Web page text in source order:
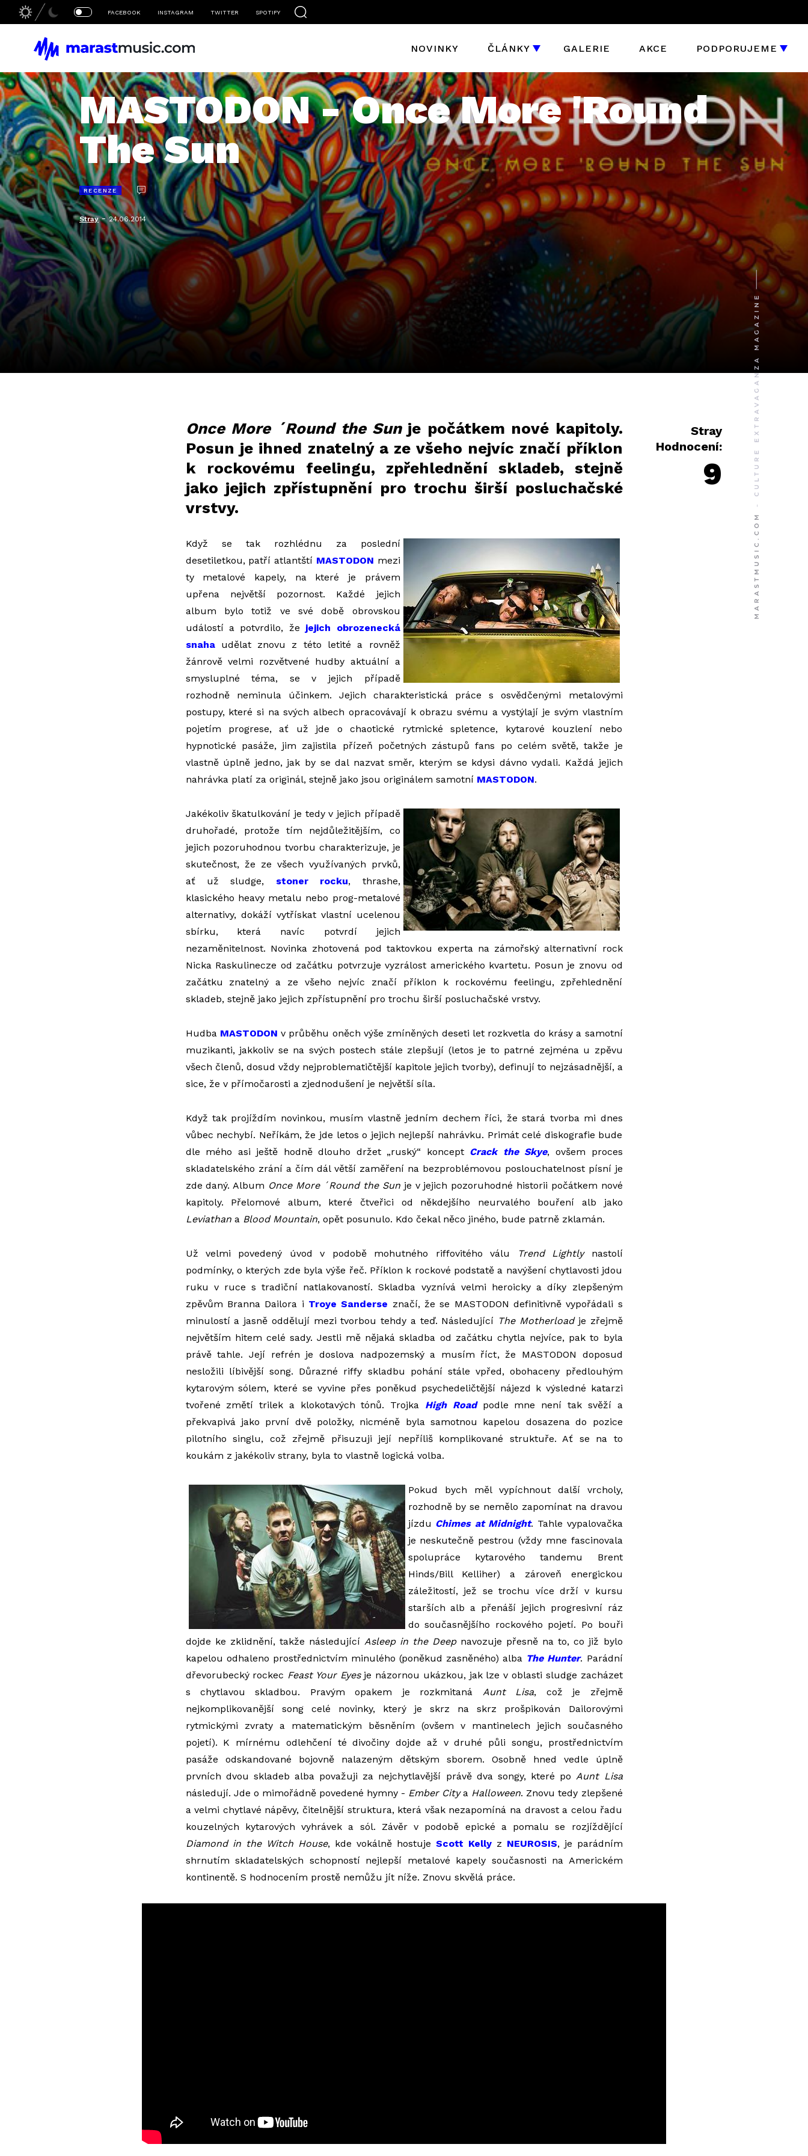
FACEBOOK INSTAGRAM TWITTER SPOTIFY
NOVINKY ČLÁNKY GALERIE AKCE PODPORUJEME
MASTODON - Once More 'Round
The Sun
RECENZE
Stray-24.06.2014
Stray
Hodnocení:
9
Once More ´Round the Sunje počátkem nové kapitoly.
Posun je ihned znatelný a ze všeho nejvíc značí příklon
k rockovému feelingu, zpřehlednění skladeb, stejně
jako jejich zpřístupnění pro trochu širší posluchačské
vrstvy.
Když se tak rozhlédnu za poslední
desetiletkou, patří atlantští MASTODON mezi
ty metalové kapely, na které je právem
upřena největší pozornost. Každé jejich
album bylo totiž ve své době obrovskou
událostí a potvrdilo, že jejich obrozenecká
snahaudělat znovu z této letité a rovněž
žánrově velmi rozvětvené hudby aktuální a
smysluplné téma, se v jejich případě
rozhodně neminula účinkem. Jejich charakteristická práce s osvědčenými metalovými
postupy, které si na svých albech opracovávají k obrazu svému a vystýlají je svým vlastním
pojetím progrese, ať už jde o chaotické rytmické spletence, kytarové kouzlení nebo
hypnotické pasáže, jim zajistila přízeň početných zástupů fans po celém světě, takže je
vlastně úplně jedno, jak by se dal nazvat směr, kterým se kdysi dávno vydali. Každá jejich
nahrávka platí za originál, stejně jako jsou originálem samotní MASTODON.
Jakékoliv škatulkování je tedy v jejich případě
druhořadé, protože tím nejdůležitějším, co
jejich pozoruhodnou tvorbu charakterizuje, je
skutečnost, že ze všech využívaných prvků,
ať už sludge, stoner rocku, thrashe,
klasického heavy metalu nebo prog-metalové
alternativy, dokáží vytřískat vlastní ucelenou
sbírku, která navíc potvrdí jejich
nezaměnitelnost. Novinka zhotovená pod taktovkou experta na zámořský alternativní rock
Nicka Raskulinecze od začátku potvrzuje vyzrálost amerického kvartetu. Posun je znovu od
začátku znatelný a ze všeho nejvíc značí příklon k rockovému feelingu, zpřehlednění
skladeb, stejně jako jejich zpřístupnění pro trochu širší posluchačské vrstvy.
Hudba MASTODON v průběhu oněch výše zmíněných deseti let rozkvetla do krásy a samotní
muzikanti, jakkoliv se na svých postech stále zlepšují (letos je to patrné zejména u zpěvu
všech členů, dosud vždy nejproblematičtější kapitole jejich tvorby), definují to nejzásadnější, a
sice, že v přímočarosti a zjednodušení je největší síla.
Když tak projíždím novinkou, musím vlastně jedním dechem říci, že stará tvorba mi dnes
vůbec nechybí. Neříkám, že jde letos o jejich nejlepší nahrávku. Primát celé diskografie bude
dle mého asi ještě hodně dlouho držet „ruský“ koncept Crack the Skye, ovšem proces
skladatelského zrání a čím dál větší zaměření na bezproblémovou poslouchatelnost písní je
zde daný. Album Once More ´Round the Sun je v jejich pozoruhodné historii počátkem nové
kapitoly. Přelomové album, které čtveřici od někdejšího neurvalého bouření alb jako
Leviathana Blood Mountain, opět posunulo. Kdo čekal něco jiného, bude patrně zklamán.
Už velmi povedený úvod v podobě mohutného riffovitého válu Trend Lightly nastolí
podmínky, o kterých zde byla výše řeč. Příklon k rockové podstatě a navýšení chytlavosti jdou
ruku v ruce s tradiční natlakovaností. Skladba vyznívá velmi heroicky a díky zlepšeným
zpěvům Branna Dailora i Troye Sanderse značí, že se MASTODON definitivně vypořádali s
minulostí a jasně oddělují mezi tvorbou tehdy a teď. Následující The Motherloadje zřejmě
největším hitem celé sady. Jestli mě nějaká skladba od začátku chytla nejvíce, pak to byla
právě tahle. Její refrén je doslova nadpozemský a musím říct, že MASTODON doposud
nesložili líbivější song. Důrazné riffy skladbu pohání stále vpřed, obohaceny předlouhým
kytarovým sólem, které se vyvine přes poněkud psychedeličtější nájezd k výsledné katarzi
tvořené změtí trilek a klokotavých tónů. Trojka High Roadpodle mne není tak svěží a
překvapivá jako první dvě položky, nicméně byla samotnou kapelou dosazena do pozice
pilotního singlu, což zřejmě přisuzuji její nepříliš komplikované struktuře. Ať se na to
koukám z jakékoliv strany, byla to vlastně logická volba.
Pokud bych měl vypíchnout další vrcholy,
rozhodně by se nemělo zapomínat na dravou
jízdu Chimes at Midnight. Tahle vypalovačka
je neskutečně pestrou (vždy mne fascinovala
spolupráce kytarového tandemu Brent
Hinds/Bill Kelliher) a zároveň energickou
záležitostí, jež se trochu více drží v kursu
starších alb a přenáší jejich progresivní ráz
do současnějšího rockového pojetí. Po bouři
dojde ke zklidnění, takže následující Asleep in the Deep navozuje přesně na to, co již bylo
kapelou odhaleno prostřednictvím minulého (poněkud zasněného) alba The Hunter. Parádní
dřevorubecký rockec Feast Your Eyesje názornou ukázkou, jak lze v oblasti sludge zacházet
s chytlavou skladbou. Pravým opakem je rozkmitaná Aunt Lisa, což je zřejmě
nejkomplikovanější song celé novinky, který je skrz na skrz prošpikován Dailorovými
rytmickými zvraty a matematickým běsněním (ovšem v mantinelech jejich současného
pojetí). K mírnému odlehčení té divočiny dojde až v druhé půli songu, prostřednictvím
pasáže odskandované bojovně nalazeným dětským sborem. Osobně hned vedle úplně
prvních dvou skladeb alba považuji za nejchytlavější právě dva songy, které poAunt Lisa
následují. Jde o mimořádně povedené hymny - Ember Citya Halloween. Znovu tedy zlepšené
a velmi chytlavé nápěvy, čitelnější struktura, která však nezapomíná na dravost a celou řadu
kouzelných kytarových vyhrávek a sól. Závěr v podobě epické a pomalu se rozjíždějící
Diamond in the Witch House, kde vokálně hostuje Scott Kellyz NEUROSIS, je parádním
shrnutím skladatelských schopností nejlepší metalové kapely současnosti na Americkém
kontinentě. S hodnocením prostě nemůžu jít níže. Znovu skvělá práce.